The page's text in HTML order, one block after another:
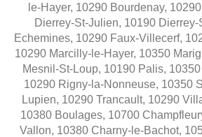
le-Hayer, 10290 Bourdenay,
Dierrey-St-Julien, 10190
Echemines, 10290 Faux-Villecerf,
10290 Marcilly-le-Hayer, 10350
Mesnil-St-Loup, 10190 Palis,
10290 Rigny-la-Nonneuse, 10350
Lupien, 10290 Trancault, 10290
10380 Boulages, 10700
Vallon, 10380 Charny-le-Bachot,